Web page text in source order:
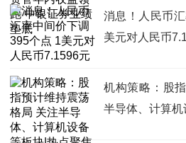
消息！人民币
美元对人民币
机构策略：股
半导体、计算